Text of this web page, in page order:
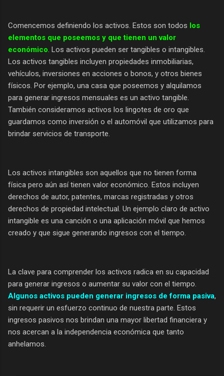
Comencemos definiendo los activos. Estos son todos los
elementos que poseemos y que tienen un valor
económico. Los activos pueden ser tangibles o intangibles.
Los activos tangibles incluyen propiedades inmobiliarias,
vehículos, inversiones en acciones o bonos, y otros bienes
físicos. Por ejemplo, una casa que poseemos y alquilamos
para generar ingresos mensuales es un activo tangible.
También consideramos activos los lingotes de oro que
guardamos como inversión o el automóvil que utilizamos para
brindar servicios de transporte.
Los activos intangibles son aquellos que no tienen forma
física pero aún así tienen valor económico. Estos incluyen
derechos de autor, patentes, marcas registradas y otros
derechos de propiedad intelectual. Un ejemplo claro de activo
intangible es una canción o una aplicación móvil que hemos
creado y que sigue generando ingresos con el tiempo.
La clave para comprender los activos radica en su capacidad
para generar ingresos o aumentar su valor con el tiempo.
Algunos activos pueden generar ingresos de forma pasiva,
sin requerir un esfuerzo continuo de nuestra parte. Estos
ingresos pasivos nos brindan una mayor libertad financiera y
nos acercan a la independencia económica que tanto
anhelamos.